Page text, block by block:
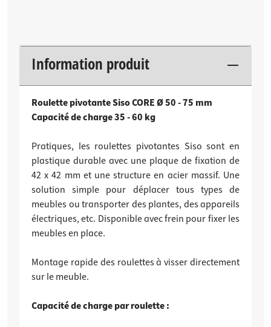
Information produit
Roulette pivotante Siso CORE Ø 50 - 75 mm
Capacité de charge 35 - 60 kg
Pratiques, les roulettes pivotantes Siso sont en
plastique durable avec une plaque de fixation de
42 x 42 mm et une structure en acier massif. Une
solution simple pour déplacer tous types de
meubles ou transporter des plantes, des appareils
électriques, etc. Disponible avec frein pour fixer les
meubles en place.
Montage rapide des roulettes à visser directement
sur le meuble.
Capacité de charge par roulette :